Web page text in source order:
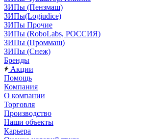
ЗИПы (Пензмаш)
ЗИПы(Logiudice)
ЗИПы Прочие
ЗИПы (RoboLabs, РОССИЯ)
ЗИПы (Проммаш)
ЗИПы (Снеж)
Бренды
Акции
Помощь
Компания
О компании
Торговля
Производство
Наши объекты
Карьера